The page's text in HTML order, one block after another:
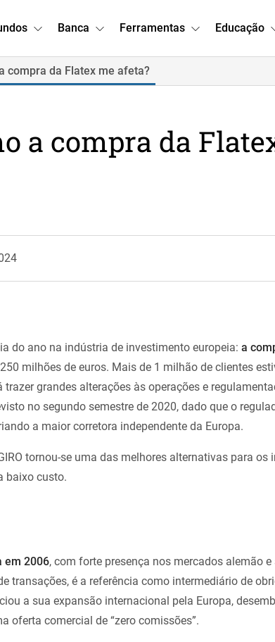
Banca Ferramentas Educação
compra da Flatex me afeta?
a compra da
do ano na indústria de investimento europeia: a
milhões de euros. Mais de 1 milhão de clientes
grandes alterações às operações e
no segundo semestre de 2020, dado que o
a maior corretora independente da Europa.
tornou-se uma das melhores alternativas para os
baixo custo.
em 2006, com forte presença nos mercados alemão
transações, é a referência como intermediário de
a sua expansão internacional pela Europa,
oferta comercial de “zero comissões”.